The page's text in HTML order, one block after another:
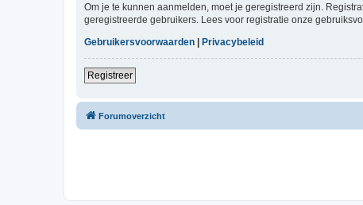
Om je te kunnen aanmelden, moet je geregistreerd zijn.
geregistreerde gebruikers. Lees voor registratie onze
Gebruikersvoorwaarden | Privacybeleid
Registreer
Forumoverzicht